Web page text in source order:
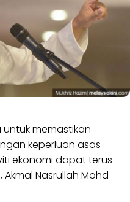
memastikan
keperluan asas
ekonomi dapat terus
Nasrullah Mohd